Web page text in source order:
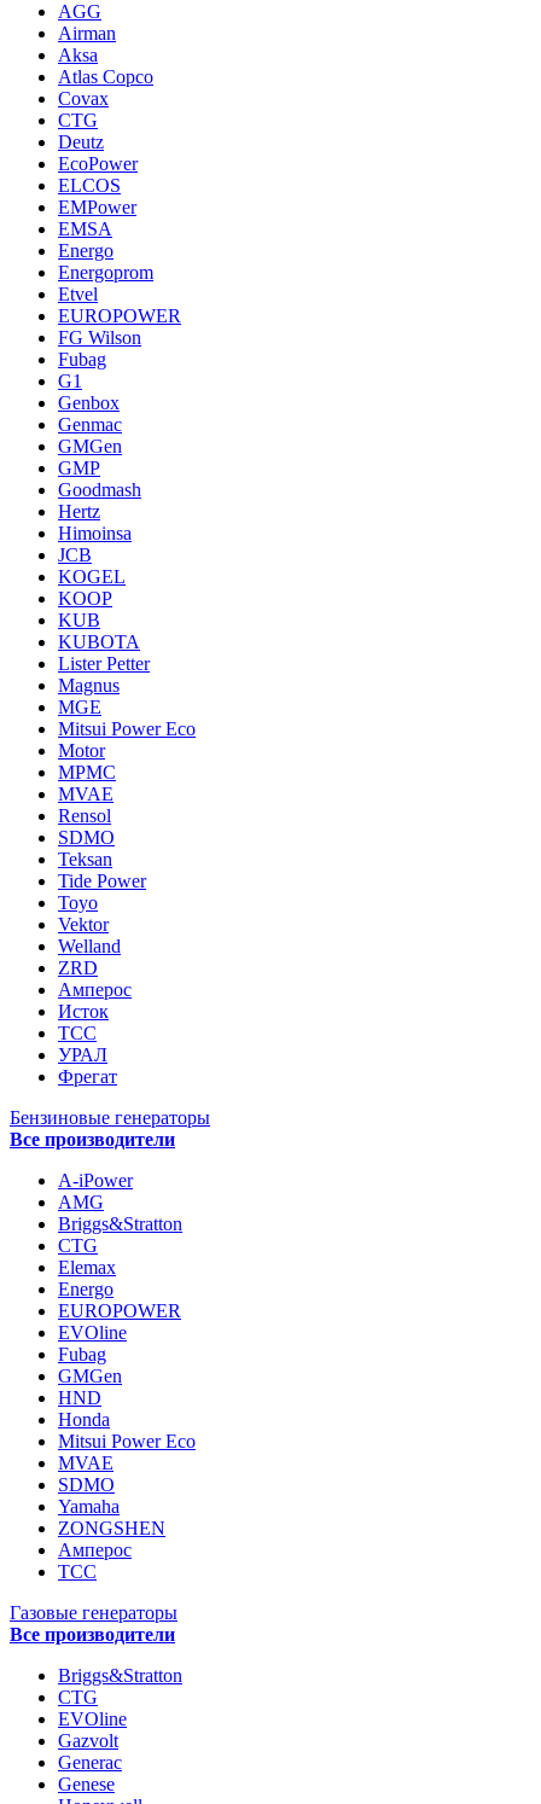
AGG
Airman
Aksa
Atlas Copco
Covax
CTG
Deutz
EcoPower
ELCOS
EMPower
EMSA
Energo
Energoprom
Etvel
EUROPOWER
FG Wilson
Fubag
G1
Genbox
Genmac
GMGen
GMP
Goodmash
Hertz
Himoinsa
JCB
KOGEL
KOOP
KUB
KUBOTA
Lister Petter
Magnus
MGE
Mitsui Power Eco
Motor
MPMC
MVAE
Rensol
SDMO
Teksan
Tide Power
Toyo
Vektor
Welland
ZRD
Амперос
Исток
ТСС
УРАЛ
Фрегат
Бензиновые генераторы
Все производители
A-iPower
AMG
Briggs&Stratton
CTG
Elemax
Energo
EUROPOWER
EVOline
Fubag
GMGen
HND
Honda
Mitsui Power Eco
MVAE
SDMO
Yamaha
ZONGSHEN
Амперос
ТСС
Газовые генераторы
Все производители
Briggs&Stratton
CTG
EVOline
Gazvolt
Generac
Genese